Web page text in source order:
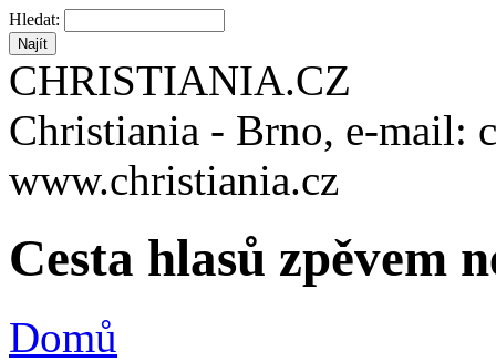
Hledat:
CHRISTIANIA.CZ
Christiania - Brno, e-mail:
www.christiania.cz
Cesta hlasů zpěvem
Domů